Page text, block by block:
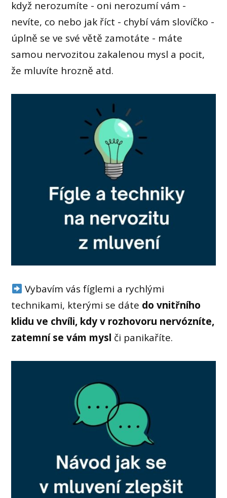
když nerozumíte - oni nerozumí vám -
nevíte, co nebo jak říct - chybí vám slovíčko -
úplně se ve své větě zamotáte - máte
samou nervozitou zakalenou mysl a pocit,
že mluvíte hrozně atd.
Vybavím vás fíglemi a rychlými
technikami, kterými se dáte do vnitřního
klidu ve chvíli, kdy v rozhovoru nervózníte,
zatemní se vám mysl či panikaříte.